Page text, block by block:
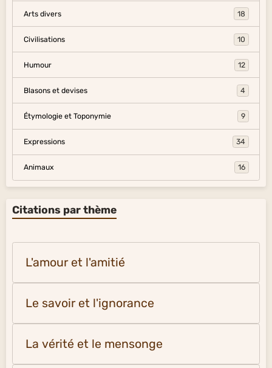
Arts divers 18
Civilisations 10
Humour 12
Blasons et devises 4
Étymologie et Toponymie 9
Expressions 34
Animaux 16
Citations par thème
L'amour et l'amitié
Le savoir et l'ignorance
La vérité et le mensonge